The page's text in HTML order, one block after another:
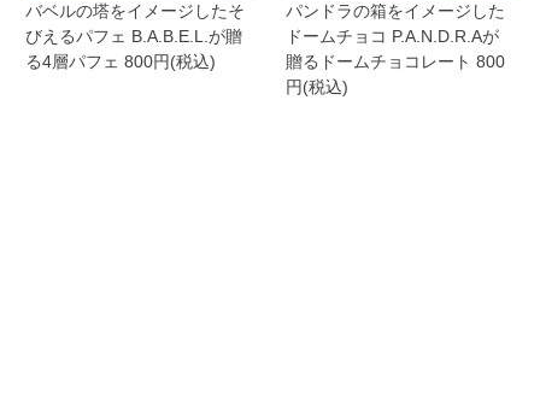
バベルの塔をイメージしたそ
びえるパフェ B.A.B.E.L.が贈
る4層パフェ 800円(税込)
パンドラの箱をイメージした
ドームチョコ P.A.N.D.R.Aが
贈るドームチョコレート 800
円(税込)